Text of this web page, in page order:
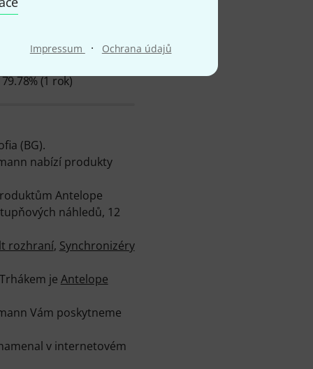
Impressum · Ochrana údajů
79.78% (1 rok)
(BG).
nabízí produkty
Antelope
náhledů, 12
rozhraní, Synchronizéry
je Antelope
Vám poskytneme
v internetovém